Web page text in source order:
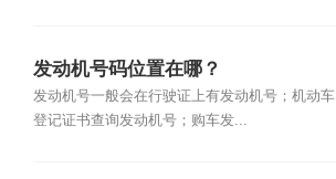
发动机号码位置在哪？
发动机号一般会在行驶证上有发动机号；机动车
登记证书查询发动机号；购车发...